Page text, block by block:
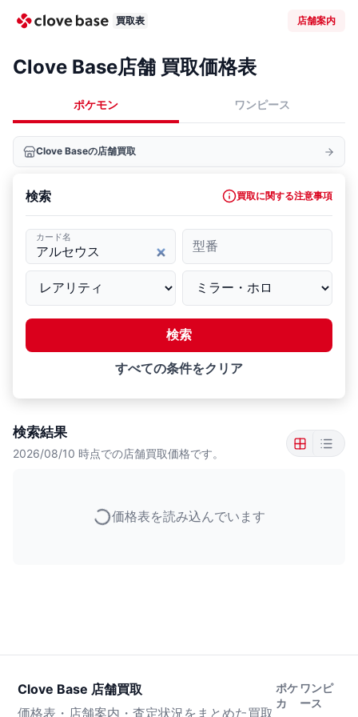
買取表 店舗案内
Clove Base店舗 買取価格表
ポケモン ワンピース
Clove Baseの店舗買取
検索 買取に関する注意事項
カード名
型番
検索
すべての条件をクリア
検索結果
2026/08/10 時点での店舗買取価格です。
価格表を読み込んでいます
Clove Base 店舗買取
価格表・店舗案内・査定状況をまとめた買取
ポケ
カ
ワンピ
ース